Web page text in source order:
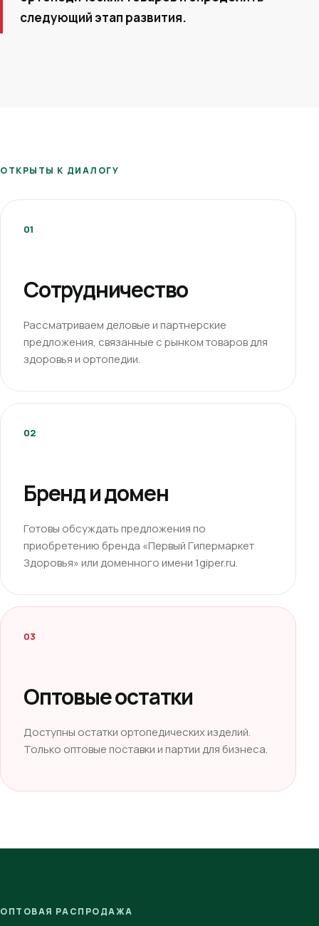
следующий этап развития.
ОТКРЫТЫ К ДИАЛОГУ
01
Сотрудничество
Рассматриваем деловые и партнерские
предложения, связанные с рынком товаров для
здоровья и ортопедии.
02
Бренд и домен
Готовы обсуждать предложения по
приобретению бренда «Первый Гипермаркет
Здоровья» или доменного имени 1giper.ru.
03
Оптовые остатки
Доступны остатки ортопедических изделий.
Только оптовые поставки и партии для бизнеса.
ОПТОВАЯ РАСПРОДАЖА